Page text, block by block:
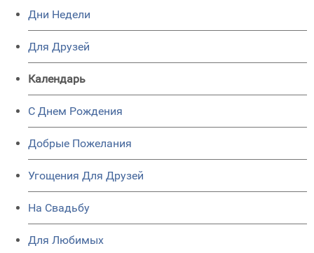
Дни Недели
Для Друзей
Календарь
C Днем Рождения
Добрые Пожелания
Угощения Для Друзей
На Свадьбу
Для Любимых